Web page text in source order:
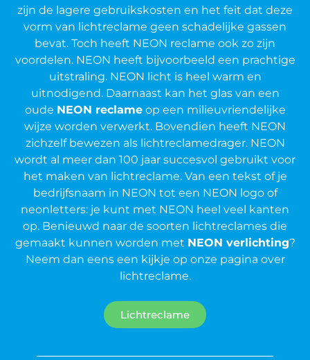
zijn de lagere gebruikskosten en het feit dat deze
vorm van lichtreclame geen schadelijke gassen
bevat. Toch heeft NEON reclame ook zo zijn
voordelen. NEON heeft bijvoorbeeld een prachtige
uitstraling. NEON licht is heel warm en
uitnodigend. Daarnaast kan het glas van een
oude NEON reclameop een milieuvriendelijke
wijze worden verwerkt. Bovendien heeft NEON
zichzelf bewezen als lichtreclamedrager. NEON
wordt al meer dan 100 jaar succesvol gebruikt voor
het maken van lichtreclame. Van een tekst of je
bedrijfsnaam in NEON tot een NEON logo of
neonletters: je kunt met NEON heel veel kanten
op. Benieuwd naar de soorten lichtreclames die
gemaakt kunnen worden met NEON verlichting?
Neem dan eens een kijkje op onze pagina over
lichtreclame.
Lichtreclame